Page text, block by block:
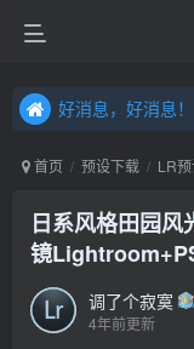
好消息，好消息！赞助钻石会员，全站
好消息，好消息！赞助钻石会员，全站预
首页 预设下载 LR
日系风格田园
镜
调了个寂寞
4年前更新